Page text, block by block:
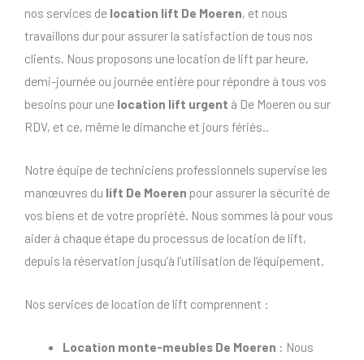
nos services de location lift De Moeren, et nous
travaillons dur pour assurer la satisfaction de tous nos
clients. Nous proposons une location de lift par heure,
demi-journée ou journée entière pour répondre à tous vos
besoins pour une location lift urgent à De Moeren ou sur
RDV, et ce, même le dimanche et jours fériés..
Notre équipe de techniciens professionnels supervise les
manœuvres du lift De Moeren pour assurer la sécurité de
vos biens et de votre propriété. Nous sommes là pour vous
aider à chaque étape du processus de location de lift,
depuis la réservation jusqu’à l’utilisation de l’équipement.
Nos services de location de lift comprennent :
Location monte-meubles De Moeren : Nous